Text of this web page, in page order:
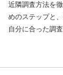
近隣調査方法を
めのステップと
自分に合った調